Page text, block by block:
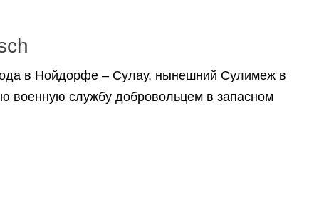
в Нойдорфе – Сулау, нынешний Сулимеж в
военную службу добровольцем в запасном